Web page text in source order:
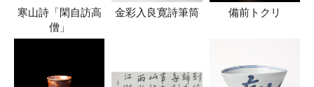
寒山詩「閑自訪高
僧」
金彩入良寛詩筆筒 備前トクリ